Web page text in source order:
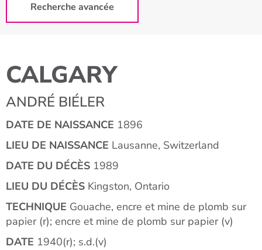
Recherche avancée
CALGARY
ANDRÉ BIÉLER
DATE DE NAISSANCE 1896
LIEU DE NAISSANCE Lausanne, Switzerland
DATE DU DÉCÈS 1989
LIEU DU DÉCÈS Kingston, Ontario
TECHNIQUE Gouache, encre et mine de plomb sur
papier (r); encre et mine de plomb sur papier (v)
DATE 1940(r); s.d.(v)